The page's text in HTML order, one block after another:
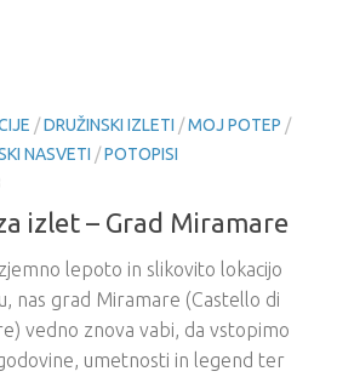
/DRUŽINSKI IZLETI /MOJ POTEP /
NASVETI /POTOPISI
izlet – Grad Miramare
lepoto in slikovito lokacijo
nas grad Miramare (Castello di
vedno znova vabi, da vstopimo
umetnosti in legend ter